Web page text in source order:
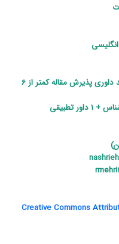
میانگین بازه زمانی فرایند داوری پذیرش مقاله کمتر از 6
Creative Commons